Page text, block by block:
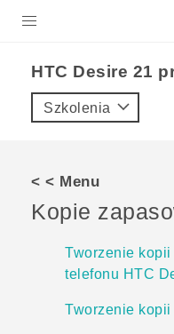
VIVE
POMOC TECHNICZNA
Urządzenia i
Zaloguj się
HTC Desire 21
Szkolenia
< < Menu
Kopie
Tworzenie
telefonu HTC
Tworzenie